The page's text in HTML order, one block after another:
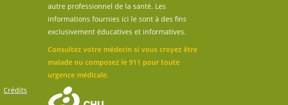
Crédits
autre professionnel de la santé. Les
informations fournies ici le sont à des fins
exclusivement éducatives et informatives.
Consultez votre médecin si vous croyez être
malade ou composez le 911 pour toute
urgence médicale.